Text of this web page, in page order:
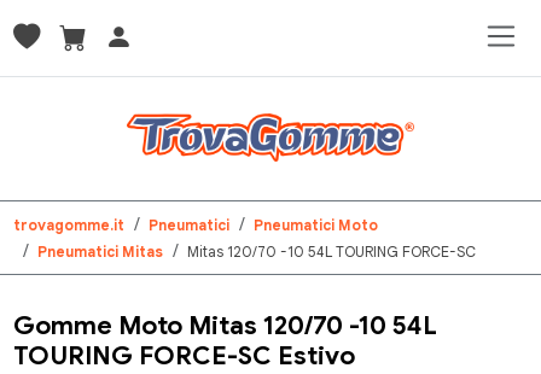
trovagomme.it Pneumatici
Pneumatici Moto
Pneumatici Mitas
Mitas 120/70 -10 54L TOURING FORCE-SC
Gomme Moto Mitas 120/70 -10 54L
TOURING FORCE-SC Estivo